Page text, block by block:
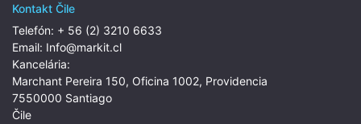
Kontakt Čile
Telefón: + 56 (2) 3210 6633
Email: Info@markit.cl
Kancelária:
Marchant Pereira 150, Oficina 1002, Providencia
7550000 Santiago
Čile